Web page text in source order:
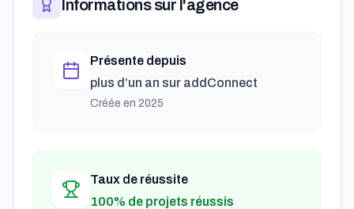
Informations sur l'agence
Présente depuis
plus d’un an sur addConnect
Créée en 2025
Taux de réussite
100% de projets réussis